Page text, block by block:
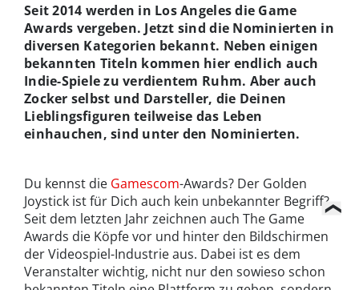
Seit 2014 werden in Los Angeles die Game
Awards vergeben. Jetzt sind die Nominierten in
diversen Kategorien bekannt. Neben einigen
bekannten Titeln kommen hier endlich auch
Indie-Spiele zu verdientem Ruhm. Aber auch
Zocker selbst und Darsteller, die Deinen
Lieblingsfiguren teilweise das Leben
einhauchen, sind unter den Nominierten.
Du kennst die Gamescom-Awards? Der Golden
Joystick ist für Dich auch kein unbekannter Begriff?
Seit dem letzten Jahr zeichnen auch The Game
Awards die Köpfe vor und hinter den Bildschirmen
der Videospiel-Industrie aus. Dabei ist es dem
Veranstalter wichtig, nicht nur den sowieso schon